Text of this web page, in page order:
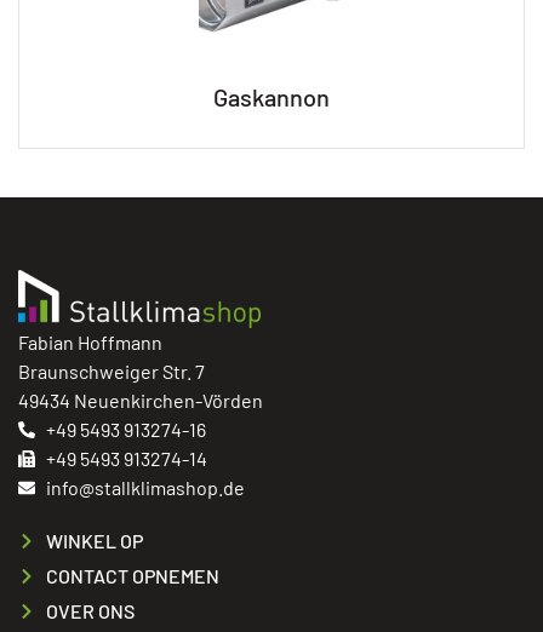
Gaskannon
Fabian Hoffmann
Braunschweiger Str. 7
49434 Neuenkirchen-Vörden
+49 5493 913274-16
+49 5493 913274-14
info@stallklimashop.de
WINKEL OP
CONTACT OPNEMEN
OVER ONS